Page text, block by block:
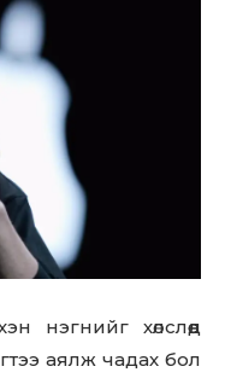
нэгнийг хөлслөөд
аялж чадах бол